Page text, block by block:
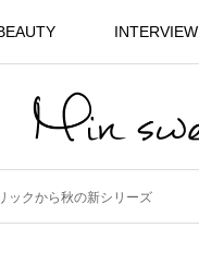
INTERVIEW
ックから秋の新シリーズ